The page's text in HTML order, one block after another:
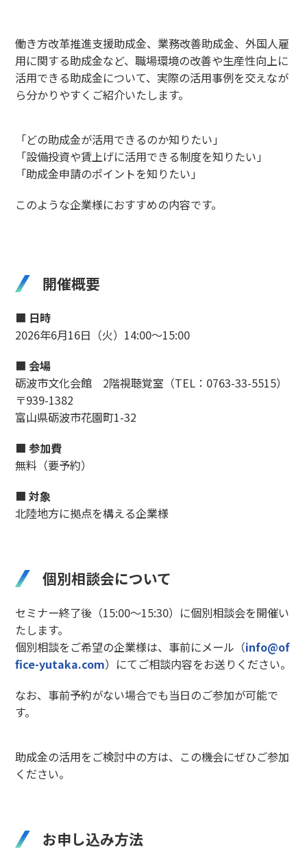
働き方改革推進支援助成金、業務改善助成金、外国人雇
用に関する助成金など、職場環境の改善や生産性向上に
活用できる助成金について、実際の活用事例を交えなが
ら分かりやすくご紹介いたします。
「どの助成金が活用できるのか知りたい」
「設備投資や賃上げに活用できる制度を知りたい」
「助成金申請のポイントを知りたい」
このような企業様におすすめの内容です。
開催概要
■ 日時
2026年6月16日（火）14:00～15:00
■ 会場
砺波市文化会館 2階視聴覚室（TEL：0763-33-5515）
〒939-1382
富山県砺波市花園町1-32
■参加費
無料（要予約）
■対象
北陸地方に拠点を構える企業様
個別相談会について
セミナー終了後（15:00～15:30）に個別相談会を開催い
たします。
個別相談をご希望の企業様は、事前にメール（info@of
fice-yutaka.com）にてご相談内容をお送りください。
なお、事前予約がない場合でも当日のご参加が可能で
す。
助成金の活用をご検討中の方は、この機会にぜひご参加
ください。
お申し込み方法